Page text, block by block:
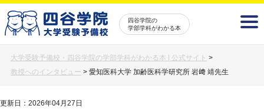
四谷学院の
学部学科がわかる本
大学受験予備校・四谷学院の学部学科がわかる本 | 公式サイト >
教授へのインタビュー > 愛知医科大学 加齢医科学研究所 岩﨑 靖先生
更新日：2026年04月27日